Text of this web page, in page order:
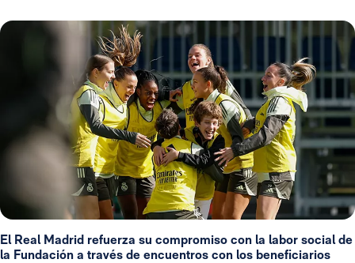
El Real Madrid refuerza su compromiso con la labor social de
la Fundación a través de encuentros con los beneficiarios